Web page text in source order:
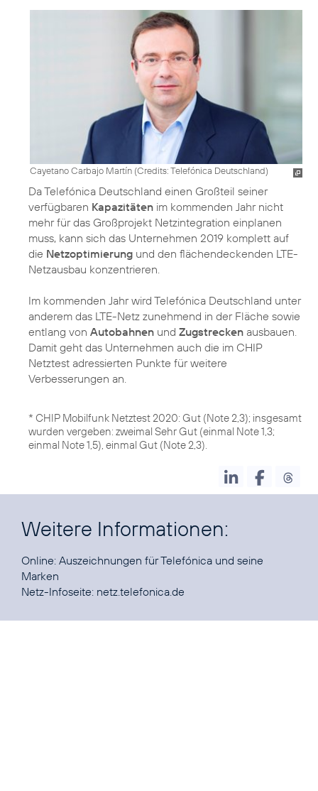
Cayetano Carbajo Martín (Credits: Telefónica Deutschland)
Da Telefónica Deutschland einen Großteil seiner
verfügbaren Kapazitäten im kommenden Jahr nicht
mehr für das Großprojekt Netzintegration einplanen
muss, kann sich das Unternehmen 2019 komplett auf
die Netzoptimierung und den flächendeckenden LTE-
Netzausbau konzentrieren.
Im kommenden Jahr wird Telefónica Deutschland unter
anderem das LTE-Netz zunehmend in der Fläche sowie
entlang von Autobahnen und Zugstrecken ausbauen.
Damit geht das Unternehmen auch die im CHIP
Netztest adressierten Punkte für weitere
Verbesserungen an.
* CHIP Mobilfunk Netztest 2020: Gut (Note 2,3); insgesamt
wurden vergeben: zweimal Sehr Gut (einmal Note 1,3;
einmal Note 1,5), einmal Gut (Note 2,3).
Weitere Informationen:
Online: Auszeichnungen für Telefónica und seine
Marken
Netz-Infoseite: netz.telefonica.de